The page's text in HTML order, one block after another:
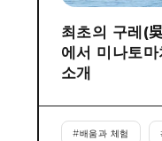
최초의 구레(
에서 미나토
소개
#배움과 체험